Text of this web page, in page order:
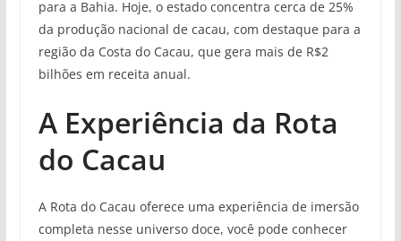
para a Bahia. Hoje, o estado concentra cerca de 25%
da produção nacional de cacau, com destaque para a
região da Costa do Cacau, que gera mais de R$2
bilhões em receita anual.
A Experiência da Rota
do Cacau
A Rota do Cacau oferece uma experiência de imersão
completa nesse universo doce, você pode conhecer